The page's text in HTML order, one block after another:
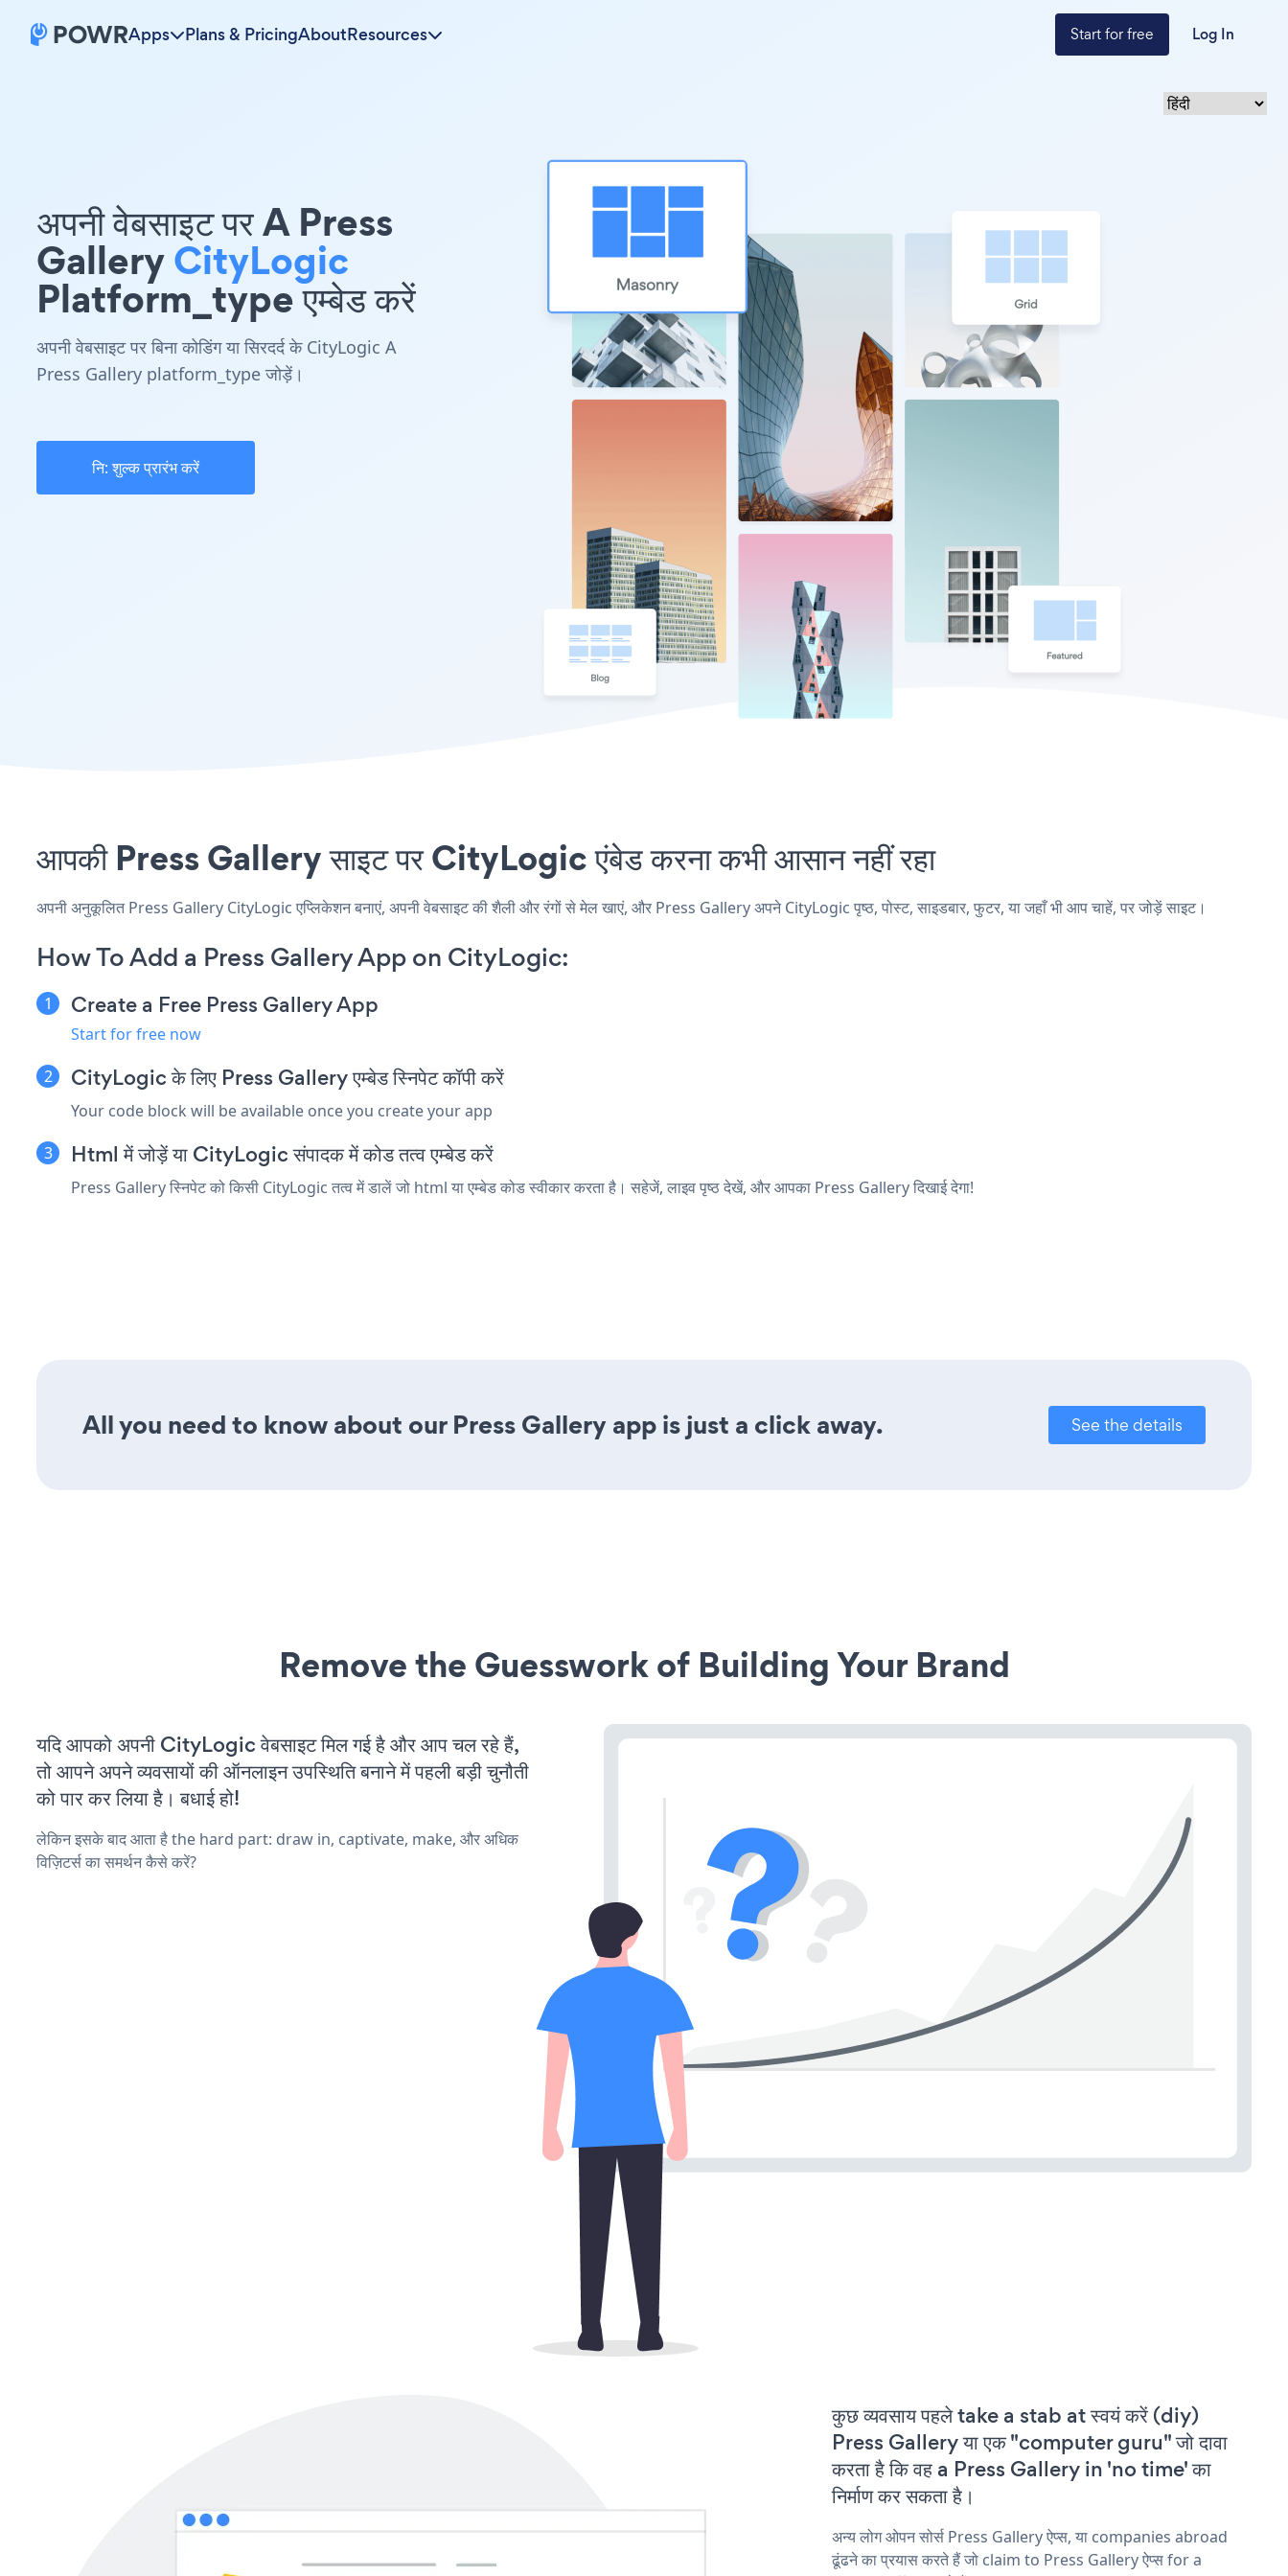
Apps Plans & PricingAboutResources Start for free Log In
अपनी वेबसाइट पर A Press
GalleryCityLogic
Platform_type एम्बेड करें
अपनी वेबसाइट पर बिना कोडिंग या सिरदर्द के CityLogic A
Press Gallery platform_type जोड़ें।
नि: शुल्क प्रारंभ करें
आपकी Press Gallery साइट पर CityLogic एंबेड करना कभी आसान नहीं रहा
अपनी अनुकूलित Press Gallery CityLogic एप्लिकेशन बनाएं, अपनी वेबसाइट की शैली और रंगों से मेल खाएं, और Press Gallery अपने CityLogic पृष्ठ, पोस्ट, साइडबार, फुटर, या जहाँ भी आप चाहें, पर जोड़ें साइट।
How To Add a Press Gallery App on CityLogic:
Create a Free Press Gallery App
Start for free now
CityLogic के लिए Press Gallery एम्बेड स्निपेट कॉपी करें
Your code block will be available once you create your app
Html में जोड़ें या CityLogic संपादक में कोड तत्व एम्बेड करें
Press Gallery स्निपेट को किसी CityLogic तत्व में डालें जो html या एम्बेड कोड स्वीकार करता है। सहेजें, लाइव पृष्ठ देखें, और आपका Press Gallery दिखाई देगा!
All you need to know about our Press Gallery app is just a click away. See the details
Remove the Guesswork of Building Your Brand
यदि आपको अपनी CityLogic वेबसाइट मिल गई है और आप चल रहे हैं,
तो आपने अपने व्यवसायों की ऑनलाइन उपस्थिति बनाने में पहली बड़ी चुनौती
को पार कर लिया है। बधाई हो!
लेकिन इसके बाद आता है the hard part: draw in, captivate, make, और अधिक
विज़िटर्स का समर्थन कैसे करें?
कुछ व्यवसाय पहले take a stab at स्वयं करें (diy)
Press Gallery या एक "computer guru" जो दावा
करता है कि वह a Press Gallery in 'no time' का
निर्माण कर सकता है।
अन्य लोग ओपन सोर्स Press Gallery ऐप्स, या companies abroad
ढूंढने का प्रयास करते हैं जो claim to Press Gallery ऐप्स for a